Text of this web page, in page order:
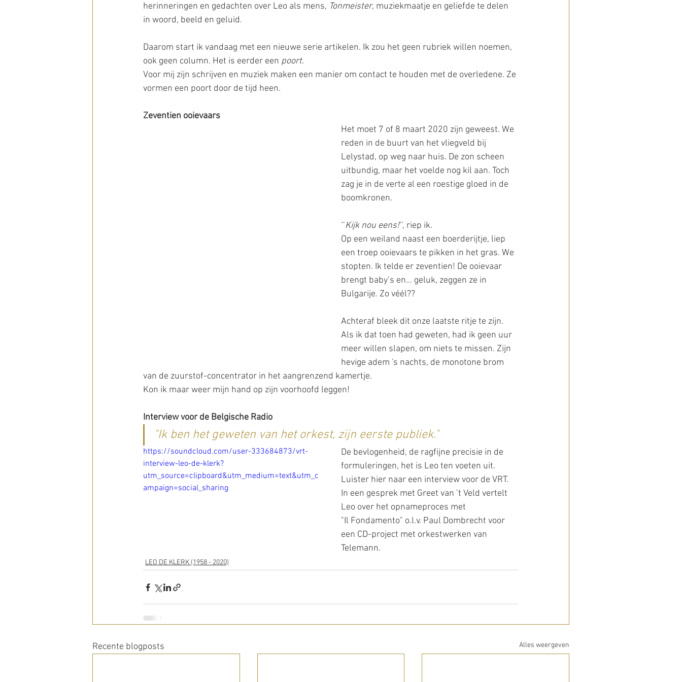
herinneringen en gedachten over Leo als mens, Tonmeister, muziekmaatje en geliefde te delen
in woord, beeld en geluid.
Daarom start ik vandaag met een nieuwe serie artikelen. Ik zou het geen rubriek willen noemen,
ook geen column. Het is eerder een poort.
Voor mij zijn schrijven en muziek maken een manier om contact te houden met de overledene. Ze
vormen een poort door de tijd heen.
Zeventien ooievaars
Het moet 7 of 8 maart 2020 zijn geweest. We
reden in de buurt van het vliegveld bij
Lelystad, op weg naar huis. De zon scheen
uitbundig, maar het voelde nog kil aan. Toch
zag je in de verte al een roestige gloed in de
boomkronen.
‘’Kijk nou eens!‘’, riep ik.
Op een weiland naast een boerderijtje, liep
een troep ooievaars te pikken in het gras. We
stopten. Ik telde er zeventien! De ooievaar
brengt baby’s en… geluk, zeggen ze in
Bulgarije. Zo véél??
Achteraf bleek dit onze laatste ritje te zijn.
Als ik dat toen had geweten, had ik geen uur
meer willen slapen, om niets te missen. Zijn
hevige adem 's nachts, de monotone brom
van de zuurstof-concentrator in het aangrenzend kamertje.
Kon ik maar weer mijn hand op zijn voorhoofd leggen!
Interview voor de Belgische Radio
"Ik ben het geweten van het orkest, zijn eerste publiek."
https://soundcloud.com/user-333684873/vrt-
interview-leo-de-klerk?
utm_source=clipboard&utm_medium=text&utm_c
ampaign=social_sharing
De bevlogenheid, de ragfijne precisie in de
formuleringen, het is Leo ten voeten uit.
Luister hier naar een interview voor de VRT.
In een gesprek met Greet van ’t Veld vertelt
Leo over het opnameproces met
"Il Fondamento" o.l.v. Paul Dombrecht voor
een CD-project met orkestwerken van
Telemann.
LEO DE KLERK (1958 - 2020)
Recente blogposts Alles weergeven